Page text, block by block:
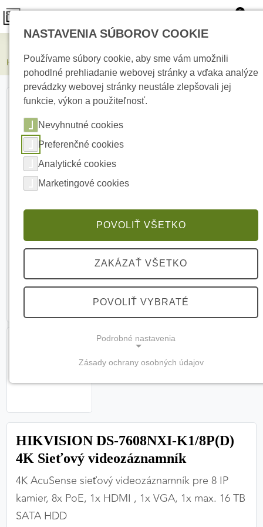
0
HIKVISION DS-7608NXI-K1/8P(D) 4K Sieťový videozáznamník
HIKVISION DS-7608NXI-K1/8P(D)
4K Sieťový videozáznamník
4K AcuSense sieťový videozáznamník pre 8 IP
kamier, 8x PoE, 1x HDMI , 1x VGA, 1x max. 16 TB
SATA HDD
NASTAVENIA SÚBOROV COOKIE
Používame súbory cookie, aby sme vám umožnili
pohodlné prehliadanie webovej stránky a vďaka analýze
prevádzky webovej stránky neustále zlepšovali jej
funkcie, výkon a použiteľnosť.
Nevyhnutné cookies
Preferenčné cookies
Analytické cookies
Marketingové cookies
POVOLIŤ VŠETKO
ZAKÁZAŤ VŠETKO
POVOLIŤ VYBRATÉ
Podrobné nastavenia
Tieto cookies sú potrebné na správne fungovanie
zabezpečiť jej plnú funkčnosť.
PREFERENČNÉ COOKIES
Zásady ochrany osobných údajov